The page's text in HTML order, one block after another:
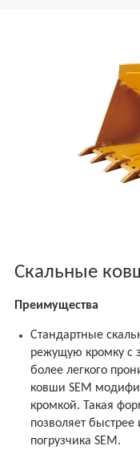
Скальные
Преимущества
Стандартные
режущую кромку с
более легкого
ковши SEM
кромкой. Такая
позволяет
погрузчика SEM.